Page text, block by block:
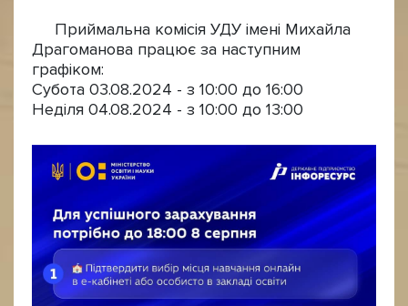
Приймальна комісія УДУ імені Михайла
Драгоманова працює за наступним
графіком:
Субота 03.08.2024 - з 10:00 до 16:00
Неділя 04.08.2024 - з 10:00 до 13:00